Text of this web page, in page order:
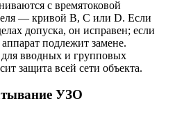
с времятоковой
— кривой B, C или D. Если
допуска, он исправен; если
подлежит замене.
вводных и групповых
защита всей сети объекта.
УЗО